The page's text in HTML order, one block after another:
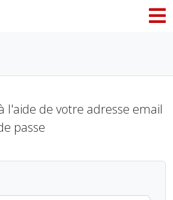
l'aide de votre adresse email
passe
cookies